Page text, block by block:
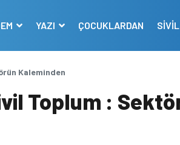
YAZI ÇOCUKLARDAN
Kaleminden
Toplum :